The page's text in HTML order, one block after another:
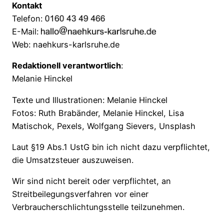
Kontakt
Telefon:
E-Mail:
Web: naehkurs-karlsruhe.de
Redaktionell verantwortlich:
Melanie Hinckel
Texte und Illustrationen: Melanie Hinckel
Fotos: Ruth Brabänder, Melanie Hinckel, Lisa
Matischok, Pexels, Wolfgang Sievers, Unsplash
Laut §19 Abs.1 UstG bin ich nicht dazu verpflichtet,
die Umsatzsteuer auszuweisen.
Wir sind nicht bereit oder verpflichtet, an
Streitbeilegungsverfahren vor einer
Verbraucherschlichtungsstelle teilzunehmen.